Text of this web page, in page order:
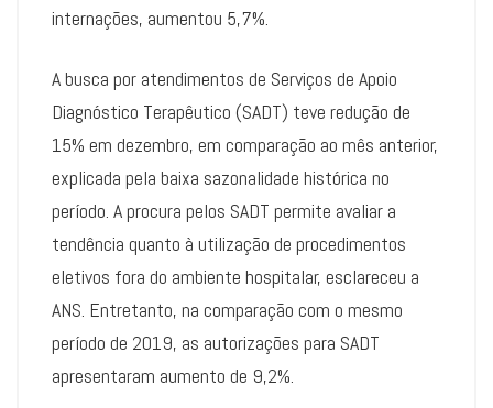
internações, aumentou 5,7%.
A busca por atendimentos de Serviços de Apoio
Diagnóstico Terapêutico (SADT) teve redução de
15% em dezembro, em comparação ao mês anterior,
explicada pela baixa sazonalidade histórica no
período. A procura pelos SADT permite avaliar a
tendência quanto à utilização de procedimentos
eletivos fora do ambiente hospitalar, esclareceu a
ANS. Entretanto, na comparação com o mesmo
período de 2019, as autorizações para SADT
apresentaram aumento de 9,2%.